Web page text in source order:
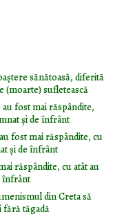
sănătoasă, diferită
(moarte) sufletească
au fost mai răspândite,
și de înfrânt
fost mai răspândite, cu
și de înfrânt
răspândite, cu atât au
înfrânt
din Creta să
fără tăgadă